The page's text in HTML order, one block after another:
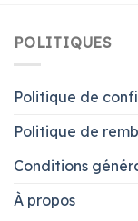
POLITIQUES
Politique de
Politique de
Conditions
À propos